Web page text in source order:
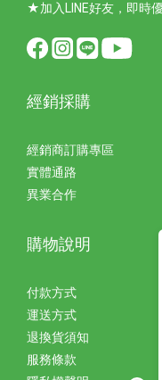
★加入LINE好友，即時
經銷採購
經銷商訂購專區
實體通路
異業合作
購物說明
付款方式
運送方式
退換貨須知
服務條款